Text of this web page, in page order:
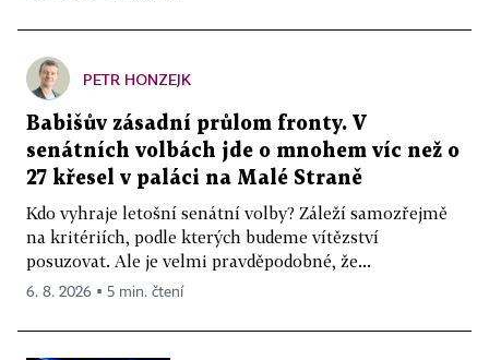
PETR HONZEJK
Babišův zásadní průlom fronty. V
senátních volbách jde o mnohem víc než o
27 křesel v paláci na Malé Straně
Kdo vyhraje letošní senátní volby? Záleží samozřejmě
na kritériích, podle kterých budeme vítězství
posuzovat. Ale je velmi pravděpodobné, že...
6. 8. 2026 ▪ 5 min. čtení